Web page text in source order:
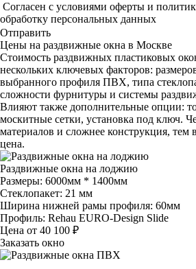
Согласен с условиями оферты и
обработку персональных данных
Отправить
Цены на раздвижные окна в Москве
Стоимость раздвижных пластиковых
нескольких ключевых факторов:
выбранного профиля ПВХ, типа
сложности фурнитуры и системы
Влияют также дополнительные опции:
москитные сетки, установка под ключ.
материалов и сложнее конструкция, тем
цена.
Раздвижные окна на лоджию
Размеры: 6000мм * 1400мм
Стеклопакет: 21 мм
Ширина нижней рамы профиля: 60мм
Профиль: Rehau EURO-Design Slide
Цена от 40 100 ₽
Заказать окно